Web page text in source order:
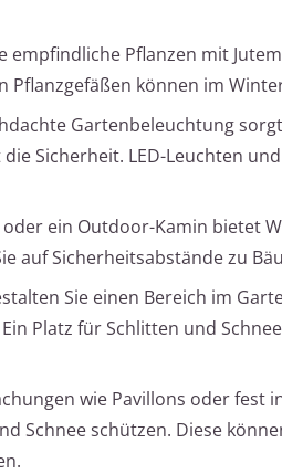
empfindliche Pflanzen mit
Pflanzgefäßen können im
Gartenbeleuchtung
Sicherheit. LED-Leuchten
oder ein Outdoor-Kamin bietet
auf Sicherheitsabstände zu
Sie einen Bereich im
Platz für Schlitten und
wie Pavillons oder fest
Schnee schützen. Diese